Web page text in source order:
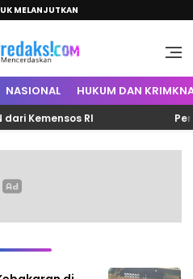
MELANJUTKAN
Redaksi
NASIONAL HUKUM DAN
Kemensos RI